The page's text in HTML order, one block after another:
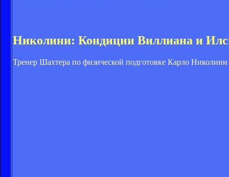
Николини: Кондиции Виллиана и
Тренер Шахтера по физической подготовке Карло Николини